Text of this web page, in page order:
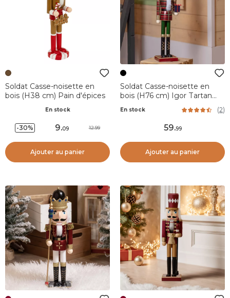
Soldat Casse-noisette en
bois (H38 cm) Pain d'épices
En stock
-30% 9.09 12.99
Ajouter au panier
Soldat Casse-noisette en
bois (H76 cm) Igor Tartan
En stock (2)
59.99
Ajouter au panier